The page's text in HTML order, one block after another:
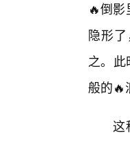
🔥倒
隐形
之。此
般的🔥
这